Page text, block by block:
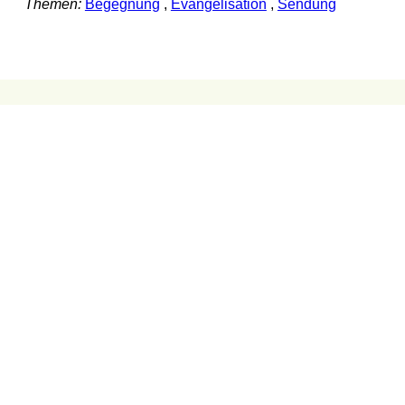
Themen: Begegnung , Evangelisation , Sendung